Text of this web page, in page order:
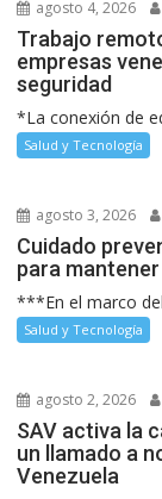
agosto 4, 2026
Trabajo
empresas
seguridad
*La conexión de
Salud y Tecnología
agosto 3, 2026
Cuidado
para
***En el marco
Salud y Tecnología
agosto 2, 2026
SAV activa la
un llamado a
Venezuela